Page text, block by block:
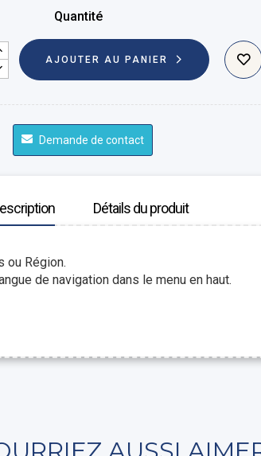
Quantité
AJOUTER AU PANIER
Demande de contact
Détails du produit
ou Région.
de navigation dans le menu en haut.